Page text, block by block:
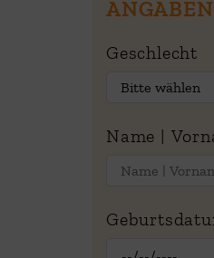
Geschlecht
Name |